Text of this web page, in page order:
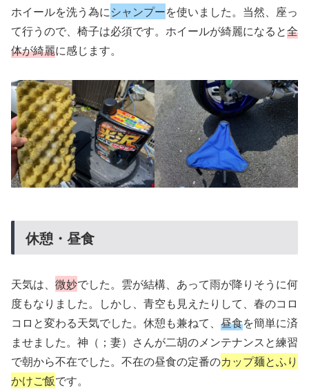
ホイールを洗う為にシャンプーを使いました。当然、座っ
て行うので、椅子は必須です。ホイールが綺麗になると全
体が綺麗に感じます。
休憩・昼食
天気は、 微妙でした。雲が結構、あって雨が降りそうに何
度もなりました。しかし、青空も見えたりして、春のコロ
コロと変わる天気でした。休憩も兼ねて、 昼食を簡単に済
ませました。神（；妻）さんが二胡のメンテナンスと練習
で朝から不在でした。不在の昼食の定番のカップ麺とふり
かけご飯です。